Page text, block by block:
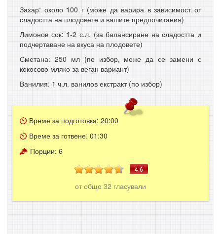
Захар: около 100 г (може да варира в зависимост от
сладостта на плодовете и вашите предпочитания)
Лимонов сок: 1-2 с.л. (за балансиране на сладостта и
подчертаване на вкуса на плодовете)
Сметана: 250 мл (по избор, може да се замени с
кокосово мляко за веган вариант)
Ванилия: 1 ч.л. ванилов екстракт (по избор)
Време за подготовка: 20:00
Време за готвене: 01:30
Порции: 6
4,6
от общо 32 гласували